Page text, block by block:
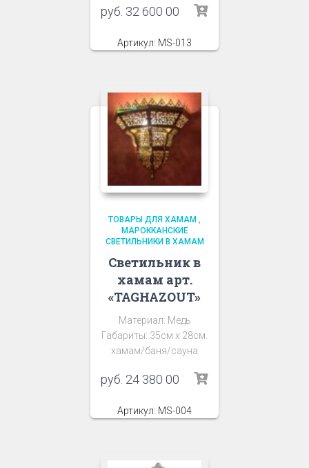
руб. 32 600 00
Артикул: MS-013
ТОВАРЫ ДЛЯ ХАМАМ ,
МАРОККАНСКИЕ
СВЕТИЛЬНИКИ В ХАМАМ
Светильник в
хамам арт.
«TAGHAZOUT»
Материал: Медь
Габариты: 35см х 28см.
хамам/баня/сауна
руб. 24 380 00
Артикул: MS-004